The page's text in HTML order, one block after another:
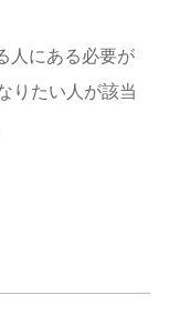
人にある必要が
りたい人が該当